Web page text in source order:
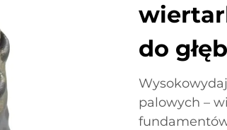
do
palowych –